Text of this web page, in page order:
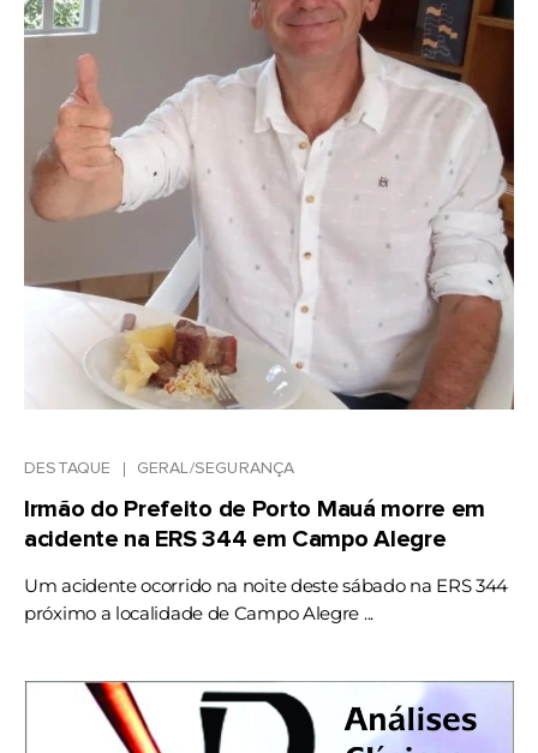
DESTAQUE GERAL/SEGURANÇA
Irmão do Prefeito de Porto Mauá morre em
acidente na ERS 344 em Campo Alegre
Um acidente ocorrido na noite deste sábado na ERS 344
próximo a localidade de Campo Alegre ...